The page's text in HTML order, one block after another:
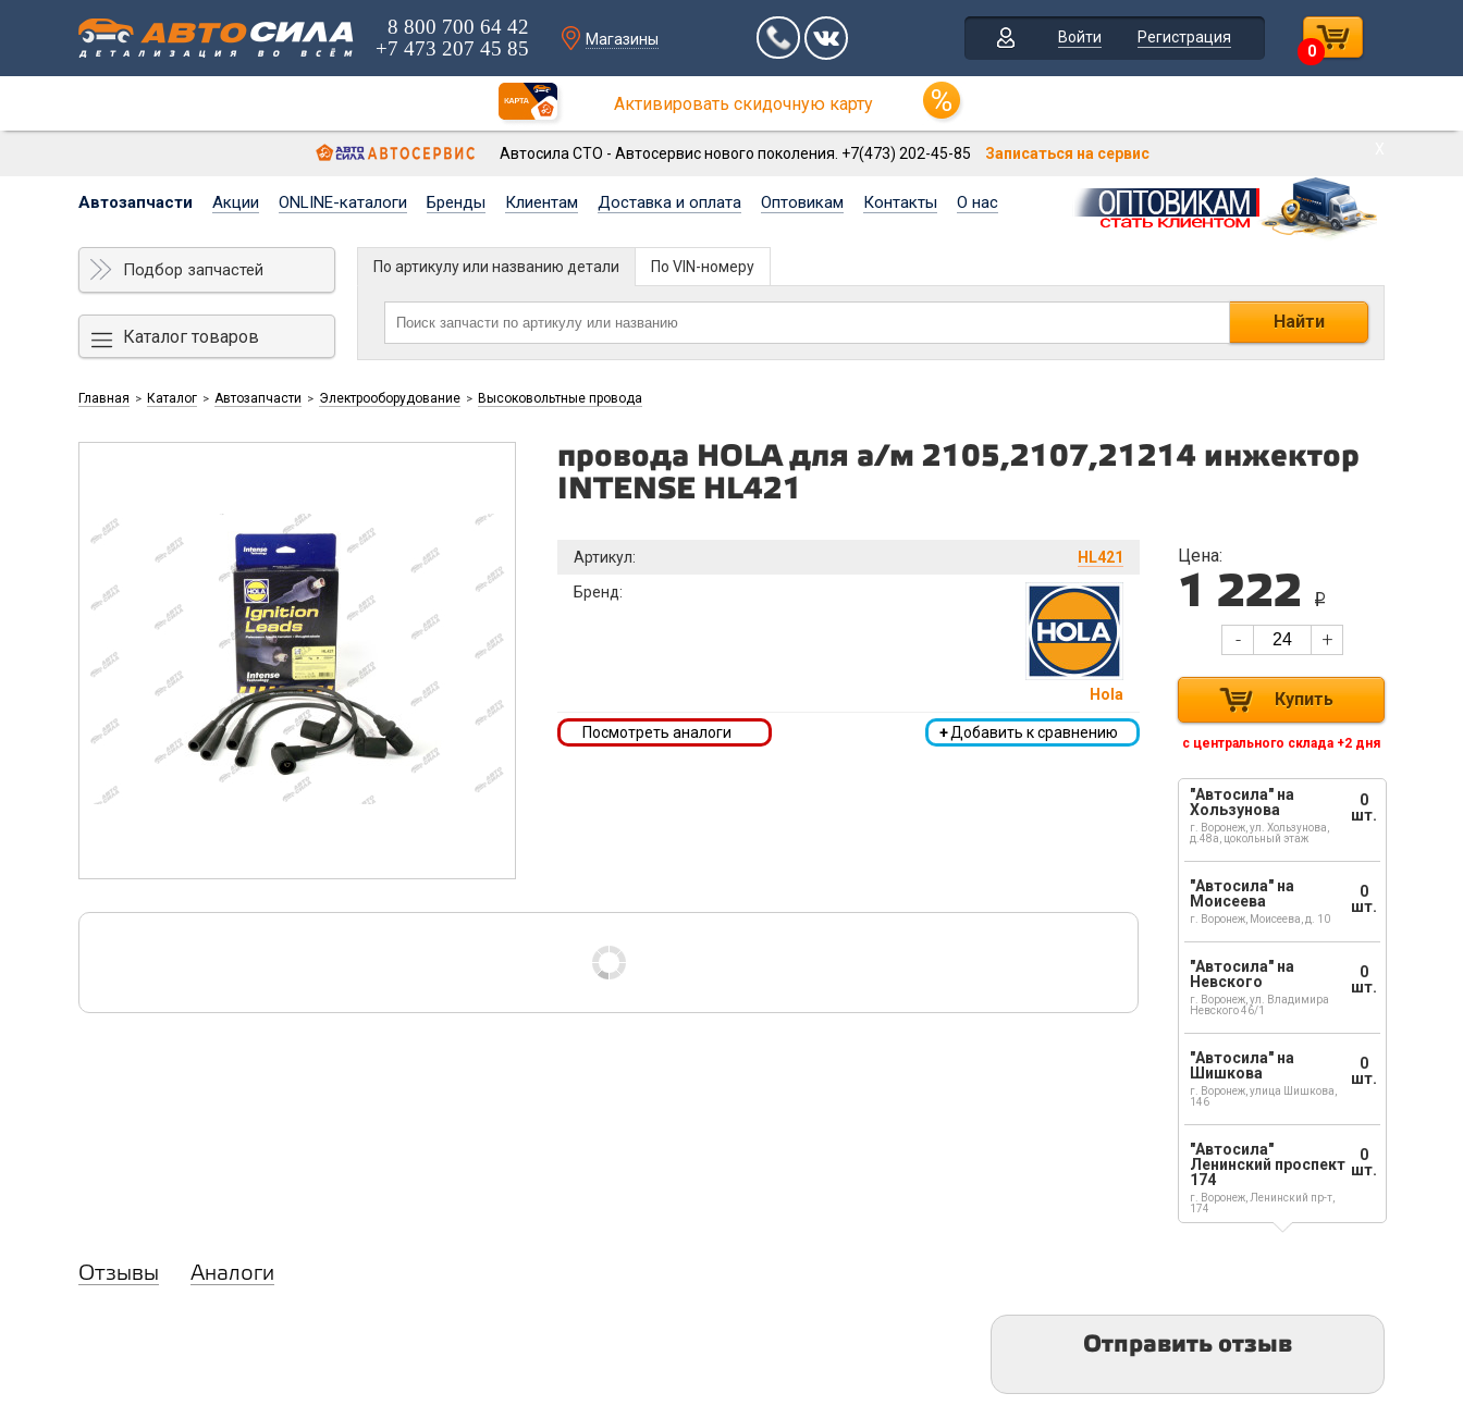
8 800 700 64 42
+7 473 207 45 85
Магазины Войти
Регистрация
0
Активировать скидочную карту
Автосила СТО - Автосервис нового поколения. +7(473) 202-45-85 Записаться на сервис
Автозапчасти Акции ONLINE-каталоги Бренды Клиентам Доставка и оплата Оптовикам Контакты О нас
Подбор запчастей
Каталог товаров
По артикулу или названию детали
Найти
По VIN-номеру
Главная > Каталог > Автозапчасти > Электрооборудование > Высоковольтные провода
провода HOLA для а/м 2105,2107,21214 инжектор
INTENSE HL421
Артикул:
HL421
Бренд:
Hola
+Добавить к сравнению
Посмотреть аналоги
Цена:
1 222 i
- +
Купить
с центрального склада +2 дня
"Автосила" на
Хользунова
г. Воронеж, ул. Хользунова,
д.48а, цокольный этаж
0
шт.
"Автосила" на
Моисеева
г. Воронеж, Моисеева, д. 10
0
шт.
"Автосила" на
Невского
г. Воронеж, ул. Владимира
Невского 46/1
0
шт.
"Автосила" на
Шишкова
г. Воронеж, улица Шишкова,
146
0
шт.
"Автосила"
Ленинский проспект
174
г. Воронеж, Ленинский пр-т,
174
0
шт.
Отзывы Аналоги
Отправить отзыв